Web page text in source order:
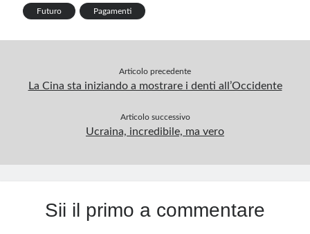
Futuro Pagamenti
Articolo precedente
La Cina sta iniziando a mostrare i denti all’Occidente
Articolo successivo
Ucraina, incredibile, ma vero
Sii il primo a commentare